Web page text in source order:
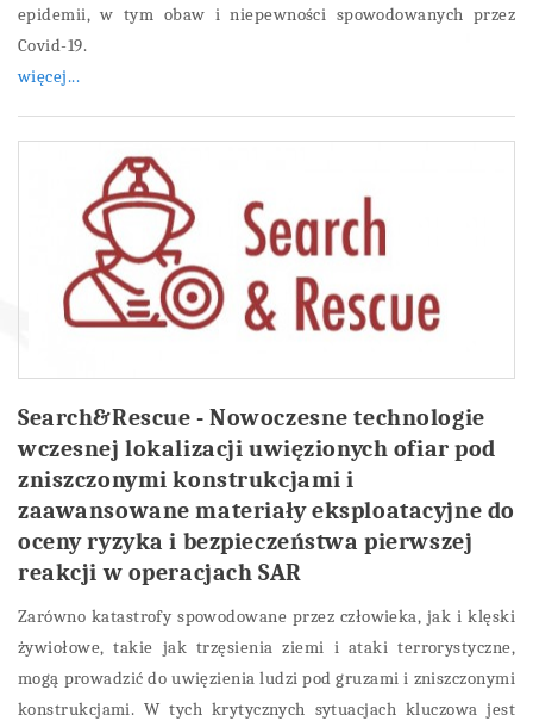
epidemii, w tym obaw i niepewności spowodowanych przez
Covid-19.
więcej...
Search&Rescue - Nowoczesne technologie
wczesnej lokalizacji uwięzionych ofiar pod
zniszczonymi konstrukcjami i
zaawansowane materiały eksploatacyjne do
oceny ryzyka i bezpieczeństwa pierwszej
reakcji w operacjach SAR
Zarówno katastrofy spowodowane przez człowieka, jak i klęski
żywiołowe, takie jak trzęsienia ziemi i ataki terrorystyczne,
mogą prowadzić do uwięzienia ludzi pod gruzami i zniszczonymi
konstrukcjami. W tych krytycznych sytuacjach kluczowa jest